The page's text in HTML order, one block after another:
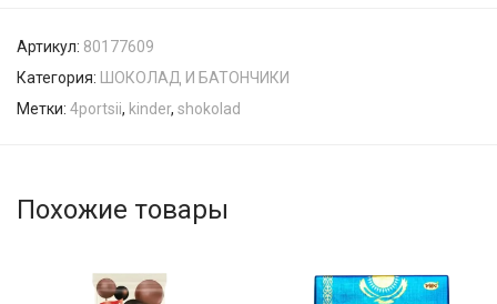
Артикул: 80177609
Категория:
ШОКОЛАД И БАТОНЧИКИ
Метки: 4portsii, kinder, shokolad
Похожие товары